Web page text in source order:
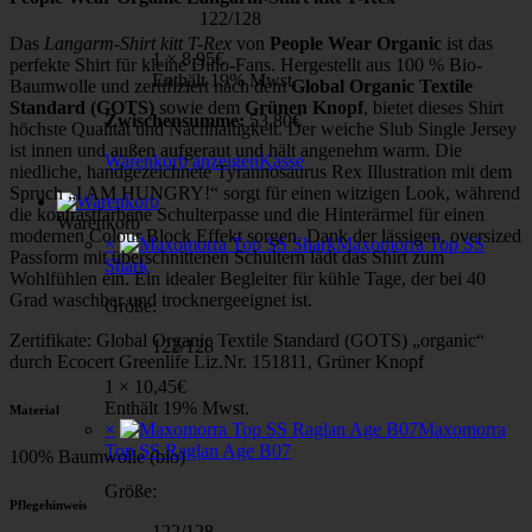
122/128
1 ×8,95€
Enthält 19% Mwst.
Zwischensumme: 53,80€
Warenkorb anzeigenKasse
Warenkorb
×
Maxomorra Top SS
Shark
Größe:
122/128
1 × 10,45€
Enthält 19% Mwst.
×
Maxomorra
Top SS Raglan Age B07
Größe:
Das Langarm-Shirt kitt T-Rex von People Wear Organic ist das
perfekte Shirt für kleine Dino-Fans. Hergestellt aus 100 % Bio-
Baumwolle und zertifiziert nach demGlobal Organic Textile
Standard (GOTS) sowie dem Grünen Knopf, bietet dieses Shirt
höchste Qualität und Nachhaltigkeit. Der weiche Slub Single Jersey
ist innen und außen aufgeraut und hält angenehm warm. Die
niedliche, handgezeichnete Tyrannosaurus Rex Illustration mit dem
Spruch „I AM HUNGRY!“ sorgt für einen witzigen Look, während
die kontrastfarbene Schulterpasse und die Hinterärmel für einen
modernen Colour Block Effekt sorgen. Dank der lässigen, oversized
Passform mit überschnittenen Schultern lädt das Shirt zum
Wohlfühlen ein. Ein idealer Begleiter für kühle Tage, der bei 40
Grad waschbar und trocknergeeignet ist.
Zertifikate: Global Organic Textile Standard (GOTS) „organic“
durch Ecocert Greenlife Liz.Nr. 151811, Grüner Knopf
Material
100% Baumwolle (bio)
Pflegehinweis